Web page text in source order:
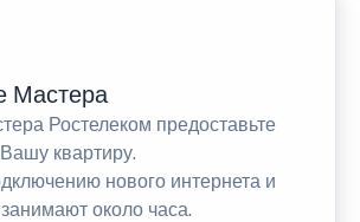
Мастера
Ростелеком предоставьте
квартиру.
нового интернета и
около часа.